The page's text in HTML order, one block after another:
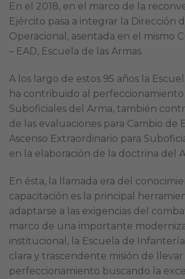
En el 2018, en el marco de la
Ejército pasa a integrar la Dirección
Operacional, asentada en el mismo
– EAD, Escuela de las Armas.
A los largo de estos 95 años la
ha contribuido al perfeccionamiento
Suboficiales del Arma, también
de las evaluaciones para Cambio de
Ascenso Extraordinario para
en la elaboración de la doctrina del
En ésta, la llamada era del
capacitación es la principal
adaptarse a las exigencias del
marco de una importante
institucional, la Escuela de
clara y trascendente misión de llevar
perfeccionamiento buscando la